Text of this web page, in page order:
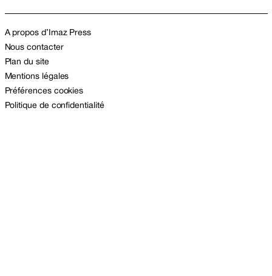
A propos d’Imaz Press
Nous contacter
Plan du site
Mentions légales
Préférences cookies
Politique de confidentialité